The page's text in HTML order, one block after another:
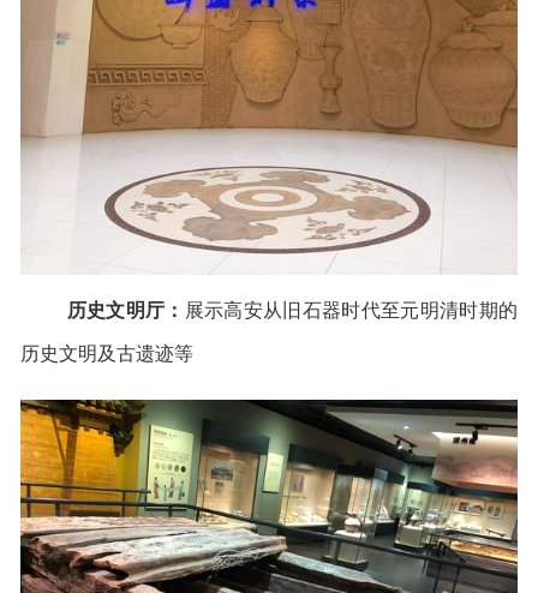
历史文明厅： 展示高安从旧石器时代至元明清时期的
历史文明及古遗迹等